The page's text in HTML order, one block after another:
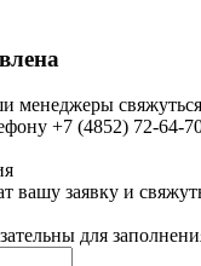
менеджеры
+7 (4852) 72-64-
заявку и
для